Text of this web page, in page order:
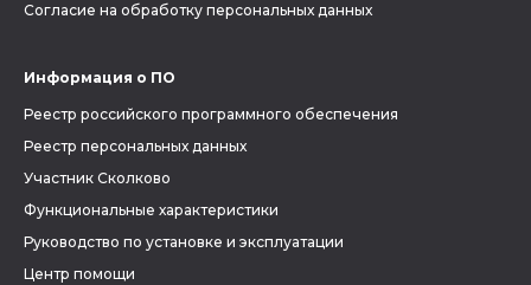
Согласие на обработку персональных данных
Информация о ПО
Реестр российского программного обеспечения
Реестр персональных данных
Участник Сколково
Функциональные характеристики
Руководство по установке и эксплуатации
Центр помощи